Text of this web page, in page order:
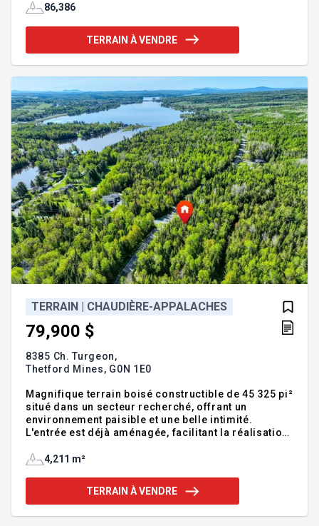
Currently, there are no immediate neighbors,
heart of an area prized for its lakes, recreational
trails, skiing, and outdoor activities, this lot
offering pr
86,386
TERRAIN À VENDRE
TERRAIN | CHAUDIÈRE-APPALACHES
79,900 $
8385 Ch. Turgeon,
Thetford Mines, G0N 1E0
Magnifique terrain boisé constructible de 45 325 pi²
situé dans un secteur recherché, offrant un
environnement paisible et une belle intimité.
L'entrée est déjà aménagée, facilitant la réalisation
amateurs de nature souhaitant profiter d'un vaste
de la région. Veuillez noter que le terrain n'est
actuellement pas desservi par Hydro-Québec. Une
4,211 m²
TERRAIN À VENDRE